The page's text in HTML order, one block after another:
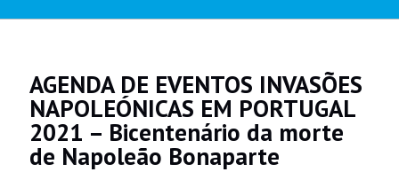
AGENDA DE EVENTOS INVASÕES
NAPOLEÓNICAS EM PORTUGAL
2021 – Bicentenário da morte
de Napoleão Bonaparte